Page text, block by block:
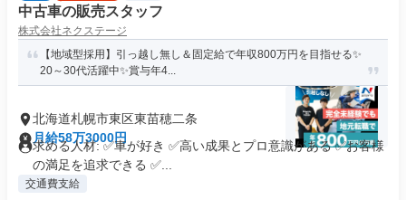
中古車の販売スタッフ
株式会社ネクステージ
【地域型採用】引っ越し無し＆固定給で年収800万円を目指せる✨
20～30代活躍中✨賞与年4...
北海道札幌市東区東苗穂二条
月給58万3000円
求める人材: ✅車が好き ✅高い成果とプロ意識がある ✅お客様
の満足を追求できる ✅...
交通費支給